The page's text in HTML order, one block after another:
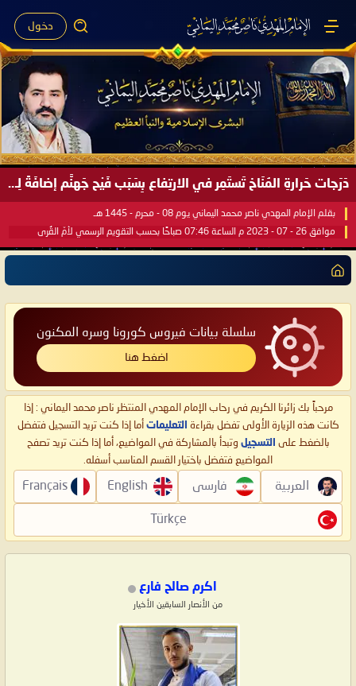
دخول
دَرَجات حَرارةِ المُنَاخ تَستَمِر في الارتِفاع بِسَبَب فَيْح جَهنَّم إضافَةً لِحرارةِ الشَّمس في مُحكَم القُرآن العَظيم ..
بقلم الإمام المهدي ناصر محمد اليماني يوم 08 - محرم - 1445 هـ
موافق 26 - 07 - 2023 م الساعة 07:46 صباحًا بحسب التقويم الرسمي لأمّ القُرى
سلسلة بيانات فيروس كورونا وسره المكنون
اضغط هنا
مرحباً بك زائرنا الكريم في رحاب الإمام المهدي المنتظر ناصر محمد اليماني : إذا
كانت هذه الزيارة الأولى تفضل بقراءة التعليمات أما إذا كنت تريد التسجيل فتفضل
بالضغط على التسجيل وتبدأ بالمشاركة في المواضيع، أما إذا كنت تريد تصفح
المواضيع فتفضل باختيار القسم المناسب أسفله.
العربية فارسی English
Français
Türkçe
اكرم صالح فارع
من الأنصار السابقين الأخيار